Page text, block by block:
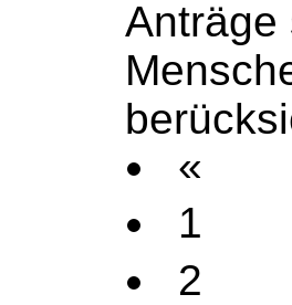
Anträge
«
1
2